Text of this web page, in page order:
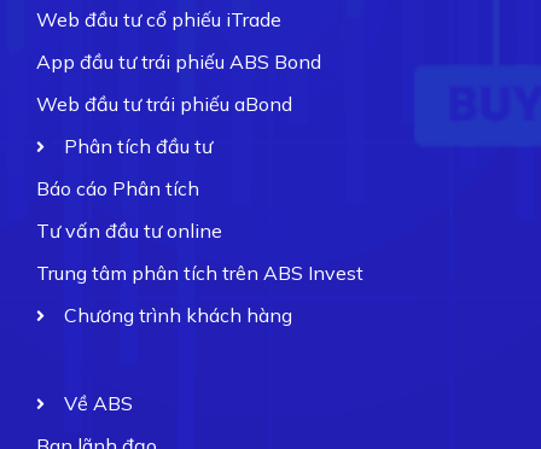
Web đầu tư cổ phiếu iTrade
App đầu tư trái phiếu ABS Bond
Web đầu tư trái phiếu aBond
Phân tích đầu tư
Báo cáo Phân tích
Tư vấn đầu tư online
Trung tâm phân tích trên ABS Invest
Chương trình khách hàng
Về ABS